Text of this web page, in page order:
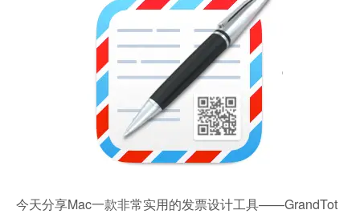
今天分享Mac一款非常实用的发票设计工具——GrandTot